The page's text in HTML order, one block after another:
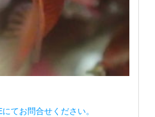
てお問合せください。